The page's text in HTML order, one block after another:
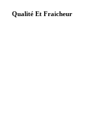
Qualité Et Fraicheur